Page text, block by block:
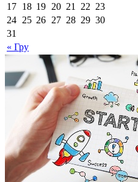
« Гру
17 18 19 20 21 22 23
24 25 26 27 28 29 30
31